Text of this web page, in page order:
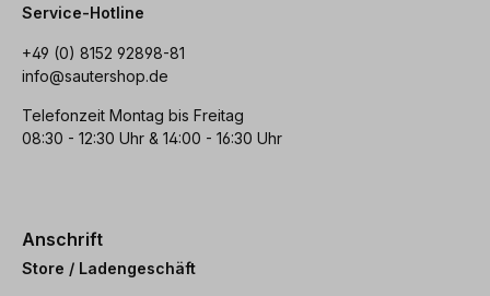
Service-Hotline
+49 (0) 8152 92898-81
info@sautershop.de
Telefonzeit Montag bis Freitag
08:30 - 12:30 Uhr & 14:00 - 16:30 Uhr
Anschrift
Store / Ladengeschäft